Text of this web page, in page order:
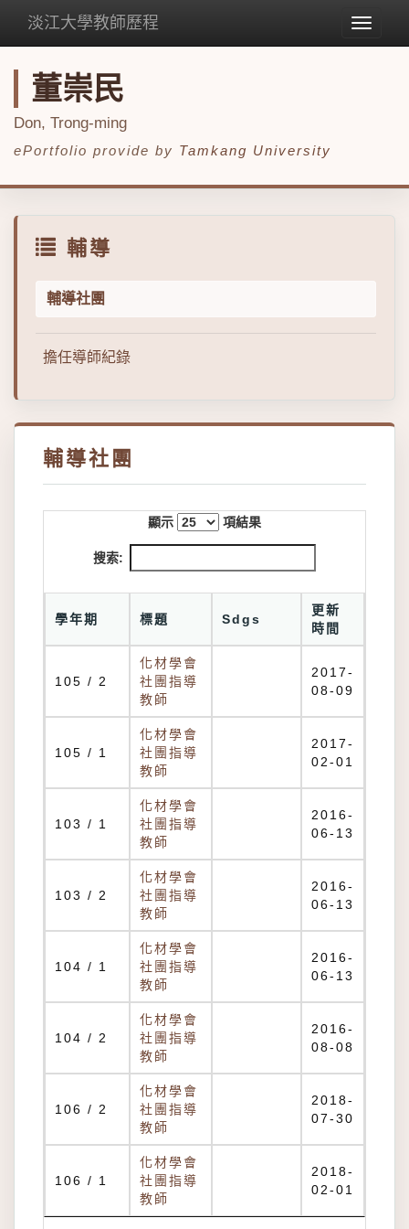
Toggle
淡江大學教師歷程
董崇民
Don, Trong-ming
ePortfolio provide by Tamkang University
輔導
輔導社團
擔任導師紀錄
輔導社團
顯示 項結果
搜索:
學年期 標題 Sdgs
更新
時間
105 / 2
化材學會
社團指導
教師
2017-
08-09
105 / 1
化材學會
社團指導
教師
2017-
02-01
103 / 1
化材學會
社團指導
教師
2016-
06-13
103 / 2
化材學會
社團指導
教師
2016-
06-13
104 / 1
化材學會
社團指導
教師
2016-
06-13
104 / 2
化材學會
社團指導
教師
2016-
08-08
106 / 2
化材學會
社團指導
教師
2018-
07-30
106 / 1
化材學會
社團指導
教師
2018-
02-01